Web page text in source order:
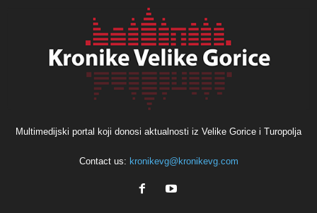
Multimedijski portal koji donosi aktualnosti iz Velike Gorice i Turopolja
Contact us: kronikevg@kronikevg.com